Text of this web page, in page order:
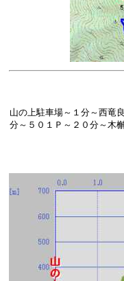
山の上駐車場～１分～西竜
分～５０１Ｐ～２０分～木